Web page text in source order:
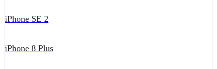
iPhone SE 2
iPhone 8 Plus